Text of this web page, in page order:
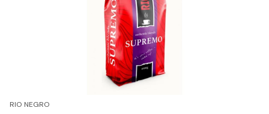
RIO NEGRO